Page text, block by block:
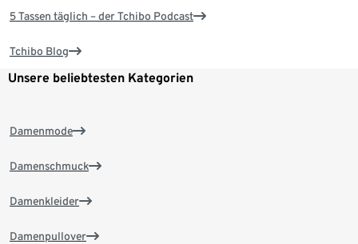
5 Tassen täglich – der Tchibo Podcast
Tchibo Blog
Unsere beliebtesten Kategorien
Damenmode
Damenschmuck
Damenkleider
Damenpullover